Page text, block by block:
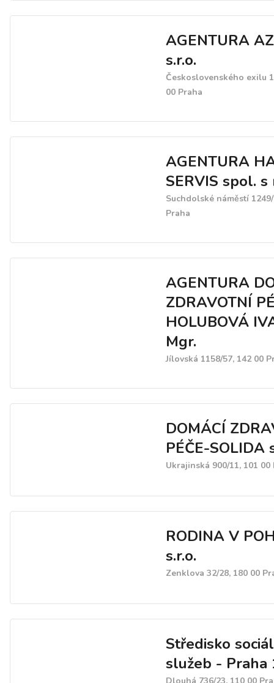
AGENTURA
s.r.o.
Československého exilu
00 Praha
AGENTURA
SERVIS spol. s
Suchdolské náměstí
Praha
AGENTURA
ZDRAVOTNÍ
HOLUBOVÁ
Mgr.
Jílovská 1158/57, 142 00
DOMÁCÍ
PÉČE-SOLIDA
Ukrajinská 900/11, 101 00
RODINA V
s.r.o.
Zenklova 32/28, 180 00
Středisko
služeb - Praha